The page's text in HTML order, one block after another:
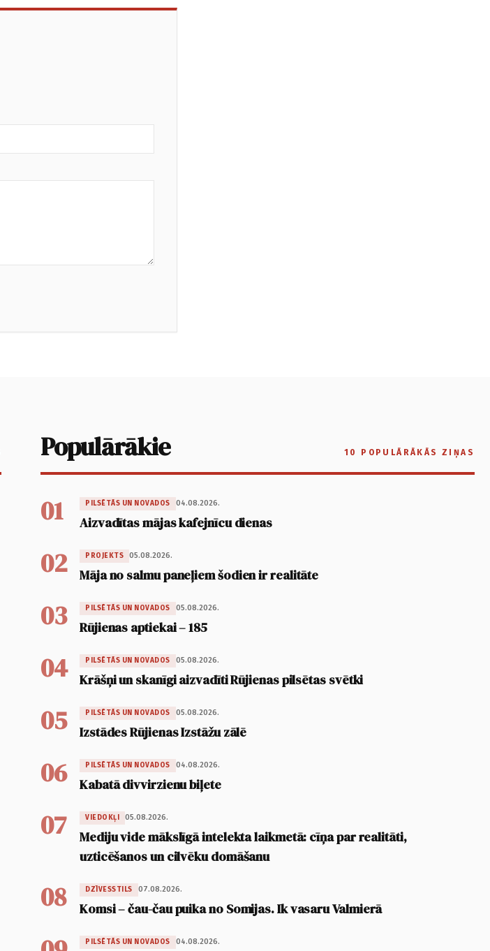
Populārākie 10 POPULĀRĀKĀS ZIŅAS
01 PILSĒTĀS UN NOVADOS 04.08.2026.
Aizvadītas mājas kafejnīcu dienas
02 PROJEKTS 05.08.2026.
Māja no salmu paneļiem šodien ir realitāte
03 PILSĒTĀS UN NOVADOS 05.08.2026.
Rūjienas aptiekai – 185
04 PILSĒTĀS UN NOVADOS 05.08.2026.
Krāšņi un skanīgi aizvadīti Rūjienas pilsētas svētki
05 PILSĒTĀS UN NOVADOS 05.08.2026.
Izstādes Rūjienas Izstāžu zālē
06 PILSĒTĀS UN NOVADOS 04.08.2026.
Kabatā divvirzienu biļete
07 VIEDOKĻI 05.08.2026.
Mediju vide mākslīgā intelekta laikmetā: cīņa par realitāti,
uzticēšanos un cilvēku domāšanu
08 DZĪVESSTILS 07.08.2026.
Komsi – čau-čau puika no Somijas. Ik vasaru Valmierā
PILSĒTĀS UN NOVADOS 04.08.2026.